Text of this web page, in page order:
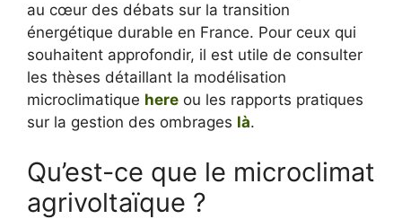
au cœur des débats sur la transition
énergétique durable en France. Pour ceux qui
souhaitent approfondir, il est utile de consulter
les thèses détaillant la modélisation
microclimatique here ou les rapports pratiques
sur la gestion des ombrages là.
Qu’est-ce que le microclimat
agrivoltaïque ?